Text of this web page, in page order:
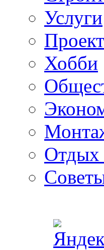
Услуги
Хобби
Отдых